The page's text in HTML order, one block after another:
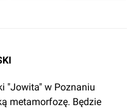
"Jowita" w Poznaniu
metamorfozę. Będzie